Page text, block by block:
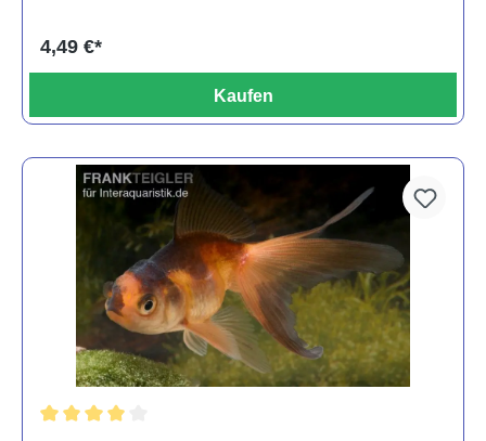
4,49 €*
Kaufen